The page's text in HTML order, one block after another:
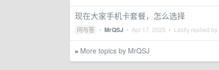
现在大家手机卡套餐，怎么选择
问与答 • MrQSJ • Apr 17, 2025 • Lastly replied by
» More topics by MrQSJ